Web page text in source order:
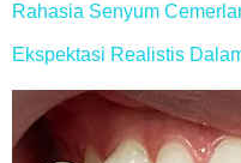
Rahasia Senyum
Ekspektasi Realistis